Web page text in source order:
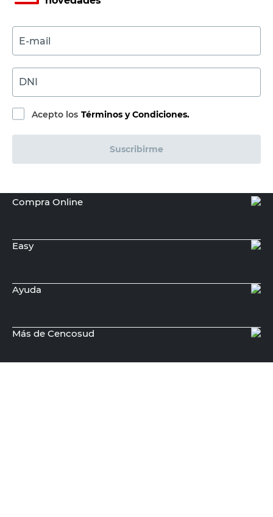
E-mail
DNI
Acepto los Términos y Condiciones.
Suscribirme
Compra Online
Easy
Ayuda
Más de Cencosud